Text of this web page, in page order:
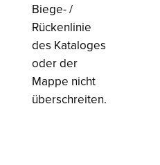
Biege- /
Rückenlinie
des Kataloges
oder der
Mappe nicht
überschreiten.